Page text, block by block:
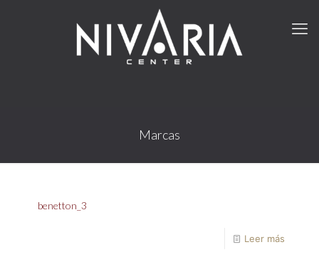
Marcas
benetton_3
Leer más